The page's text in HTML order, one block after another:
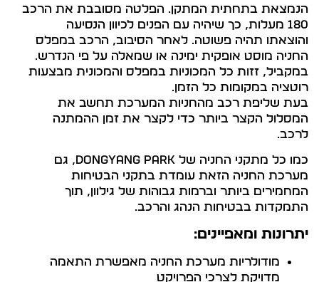
הנמצאת בתחתית המתקן. הפלטה מסובבת את הרכב
180 מעלות, כך שיהיה עם הפנים לכיוון הנסיעה
והוצאתו תהיה פשוטה. לאחר הסיבוב, הרכב במפלס
החניה מוסט אופקית ימינה או שמאלה על פי הנדרש.
במקביל, זזות כל המכוניות במפלס והמכונית מבצעות
רוטציה במקומות כל הזמן.
בעת שליפת רכב מהחניות המערכת תחשב את
המסלול הקצר ביותר כדי לקצר את זמן ההמתנה
לרכב.
כמו כל מתקני החניה של DONGYANG PARK, גם
מערכת החניה הזאת עומדת בתקני הבטיחות
המחמירים ביותר וברמות גבוהות של גילוון, תוך
התמקדות בבטיחות הנהג והרכב.
יתרונות ומאפיינים:
מודולריות מערכת החניה מאפשרת התאמה
מדויקת לצרכי הפרויקט